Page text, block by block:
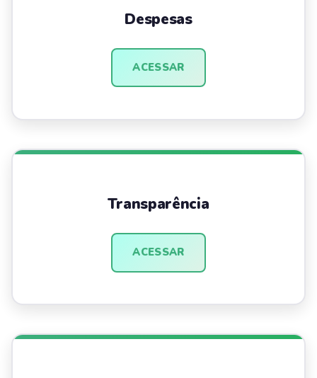
Despesas
ACESSAR
Transparência
ACESSAR